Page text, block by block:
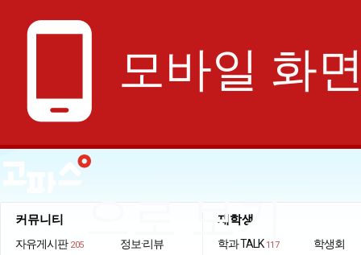
phone_android 모바일 화
으로 보기
커뮤니티
자유게시판 205
정보·리뷰
재학생
학과 TALK 117
학생회